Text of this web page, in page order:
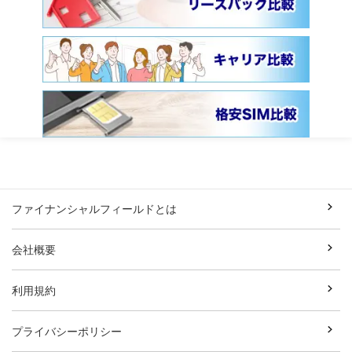
ファイナンシャルフィールドとは
会社概要
利用規約
プライバシーポリシー